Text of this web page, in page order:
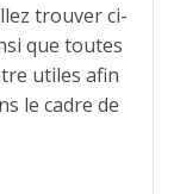
trouver ci-
que toutes
utiles afin
le cadre de